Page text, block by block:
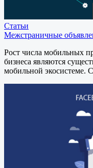
Статьи
Межстраничные
Рост числа мобильных
бизнеса являются
мобильной экосистеме.